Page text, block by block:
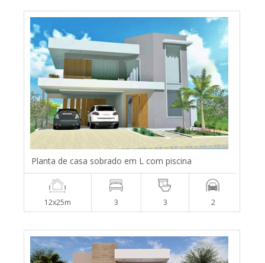
Planta de casa sobrado em L com piscina
12x25m 3 3 2